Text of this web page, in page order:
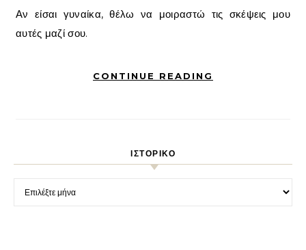
Αν είσαι γυναίκα, θέλω να μοιραστώ τις σκέψεις μου
αυτές μαζί σου.
CONTINUE READING
ΙΣΤΟΡΙΚΌ